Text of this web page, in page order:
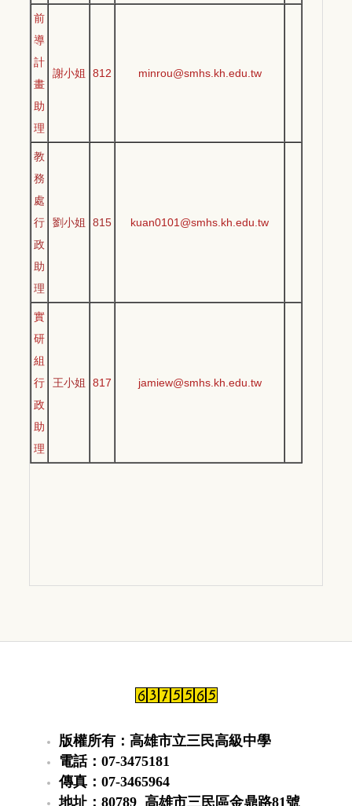
前
導
計
畫
助
理
謝小姐 812 minrou@smhs.kh.edu.tw
教
務
處
行
政
助
理
劉小姐 815 kuan0101@smhs.kh.edu.tw
實
研
組
行
政
助
理
王小姐 817 jamiew@smhs.kh.edu.tw
版權所有：高雄市立三民高級中學
電話：07-3475181
傳真：07-3465964
地址：80789 高雄市三民區金鼎路81號